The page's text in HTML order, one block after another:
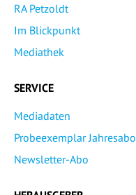
RA Petzoldt
Im Blickpunkt
Mediathek
SERVICE
Mediadaten
Probeexemplar Jahresabo
Newsletter-Abo